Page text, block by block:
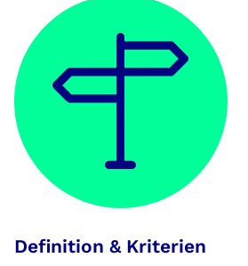
Definition & Kriterien